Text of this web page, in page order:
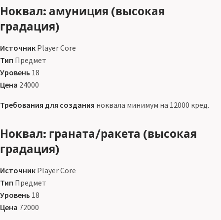
Ноквал: амуниция (высокая
градация)
Источник Player Core
Тип Предмет
Уровень 18
Цена 24000
Требования для создания ноквала минимум на 12000 кред.
Ноквал: граната/ракета (высокая
градация)
Источник Player Core
Тип Предмет
Уровень 18
Цена 72000